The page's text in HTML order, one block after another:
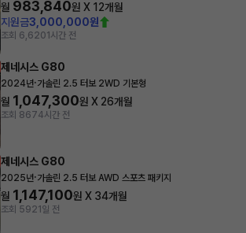
월 983,840원 X 12개월
지원금3,000,000원
조회 6,6201시간 전
제네시스 G80
2024년·가솔린 2.5 터보 2WD 기본형
월 1,047,300원 X 26개월
조회 8674시간 전
제네시스 G80
2025년·가솔린 2.5 터보 AWD 스포츠 패키지
월 1,147,100원 X 34개월
조회 5921일 전